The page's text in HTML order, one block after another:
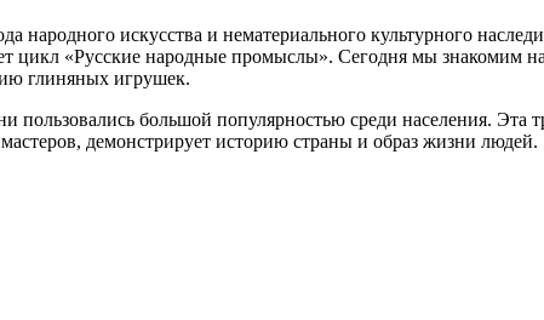
народного искусства и нематериального культурного
цикл «Русские народные промыслы». Сегодня мы знакомим
глиняных игрушек.
пользовались большой популярностью среди населения. Эта
мастеров, демонстрирует историю страны и образ жизни людей.